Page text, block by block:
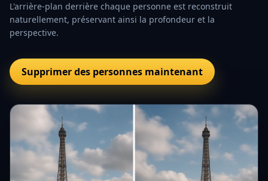
L'arrière-plan derrière chaque personne est reconstruit
naturellement, préservant ainsi la profondeur et la
perspective.
Supprimer des personnes maintenant